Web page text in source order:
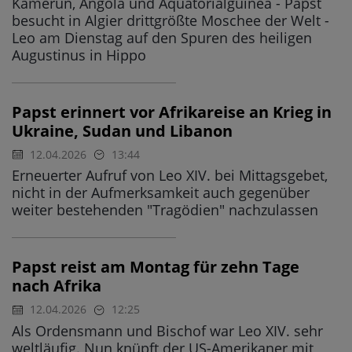
besucht in Algier drittgrößte Moschee der Welt -
Leo am Dienstag auf den Spuren des heiligen
Augustinus in Hippo
Papst erinnert vor Afrikareise an Krieg in
Ukraine, Sudan und Libanon
12.04.2026 13:44
Erneuerter Aufruf von Leo XIV. bei Mittagsgebet,
nicht in der Aufmerksamkeit auch gegenüber
weiter bestehenden "Tragödien" nachzulassen
Papst reist am Montag für zehn Tage
nach Afrika
12.04.2026 12:25
Als Ordensmann und Bischof war Leo XIV. sehr
weltläufig. Nun knüpft der US-Amerikaner mit